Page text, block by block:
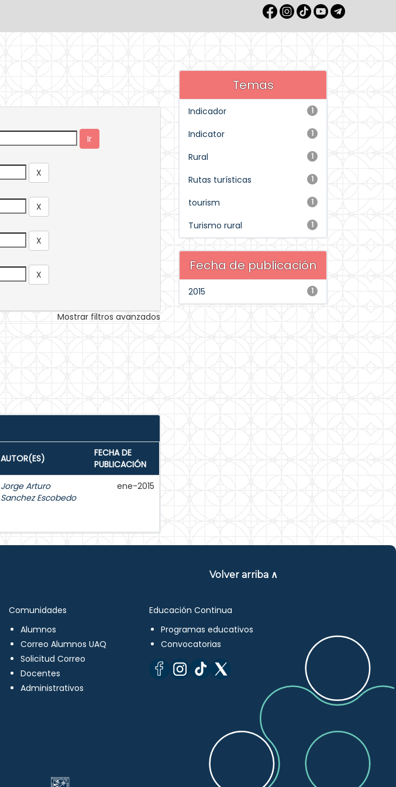
Mostrar filtros avanzados
AUTOR(ES)
FECHA DE
PUBLICACIÓN
Jorge Arturo
Sanchez Escobedo
ene-2015
Temas
1
Indicador
1
Indicator
1
Rural
1
Rutas turísticas
1
tourism
1
Turismo rural
Fecha de publicación
1
2015
Volver arriba ∧
Comunidades
Alumnos
Correo Alumnos UAQ
Solicitud Correo
Docentes
Administrativos
Educación Continua
Programas educativos
Convocatorias